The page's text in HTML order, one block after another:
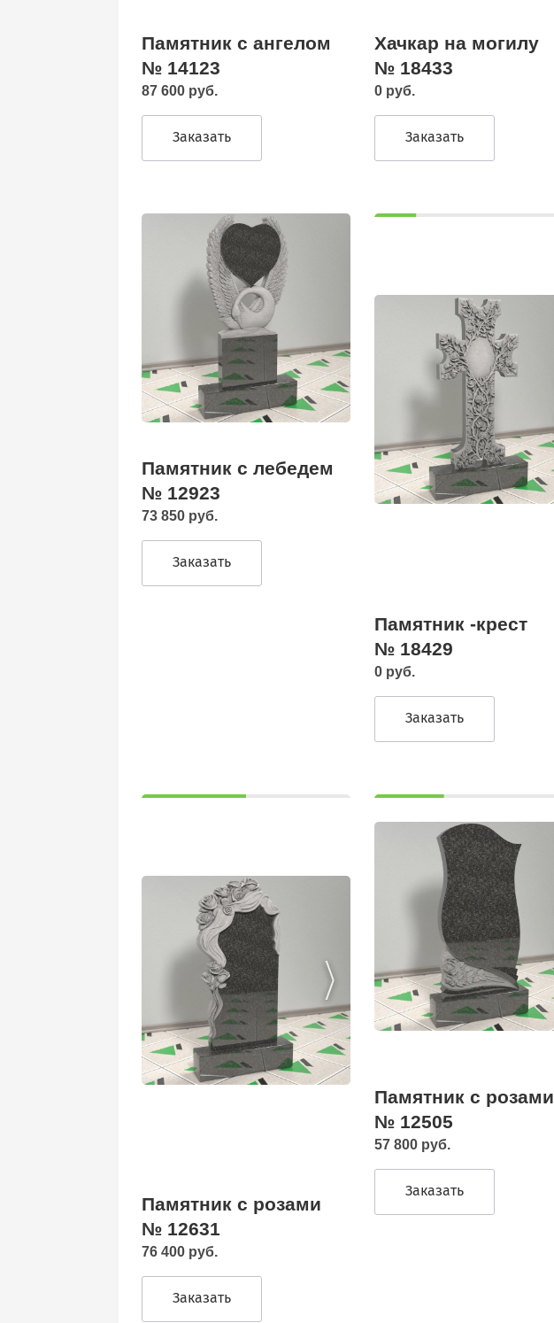
Памятник с ангелом
№ 14123
87 600 руб.
Заказать
Хачкар на могилу
№ 18433
0 руб.
Заказать
Памятник с лебедем
№ 12923
73 850 руб.
Заказать
Памятник -крест
№ 18429
0 руб.
Заказать
Памятник с розами
№ 12631
76 400 руб.
Заказать
Памятник с розами
№ 12505
57 800 руб.
Заказать